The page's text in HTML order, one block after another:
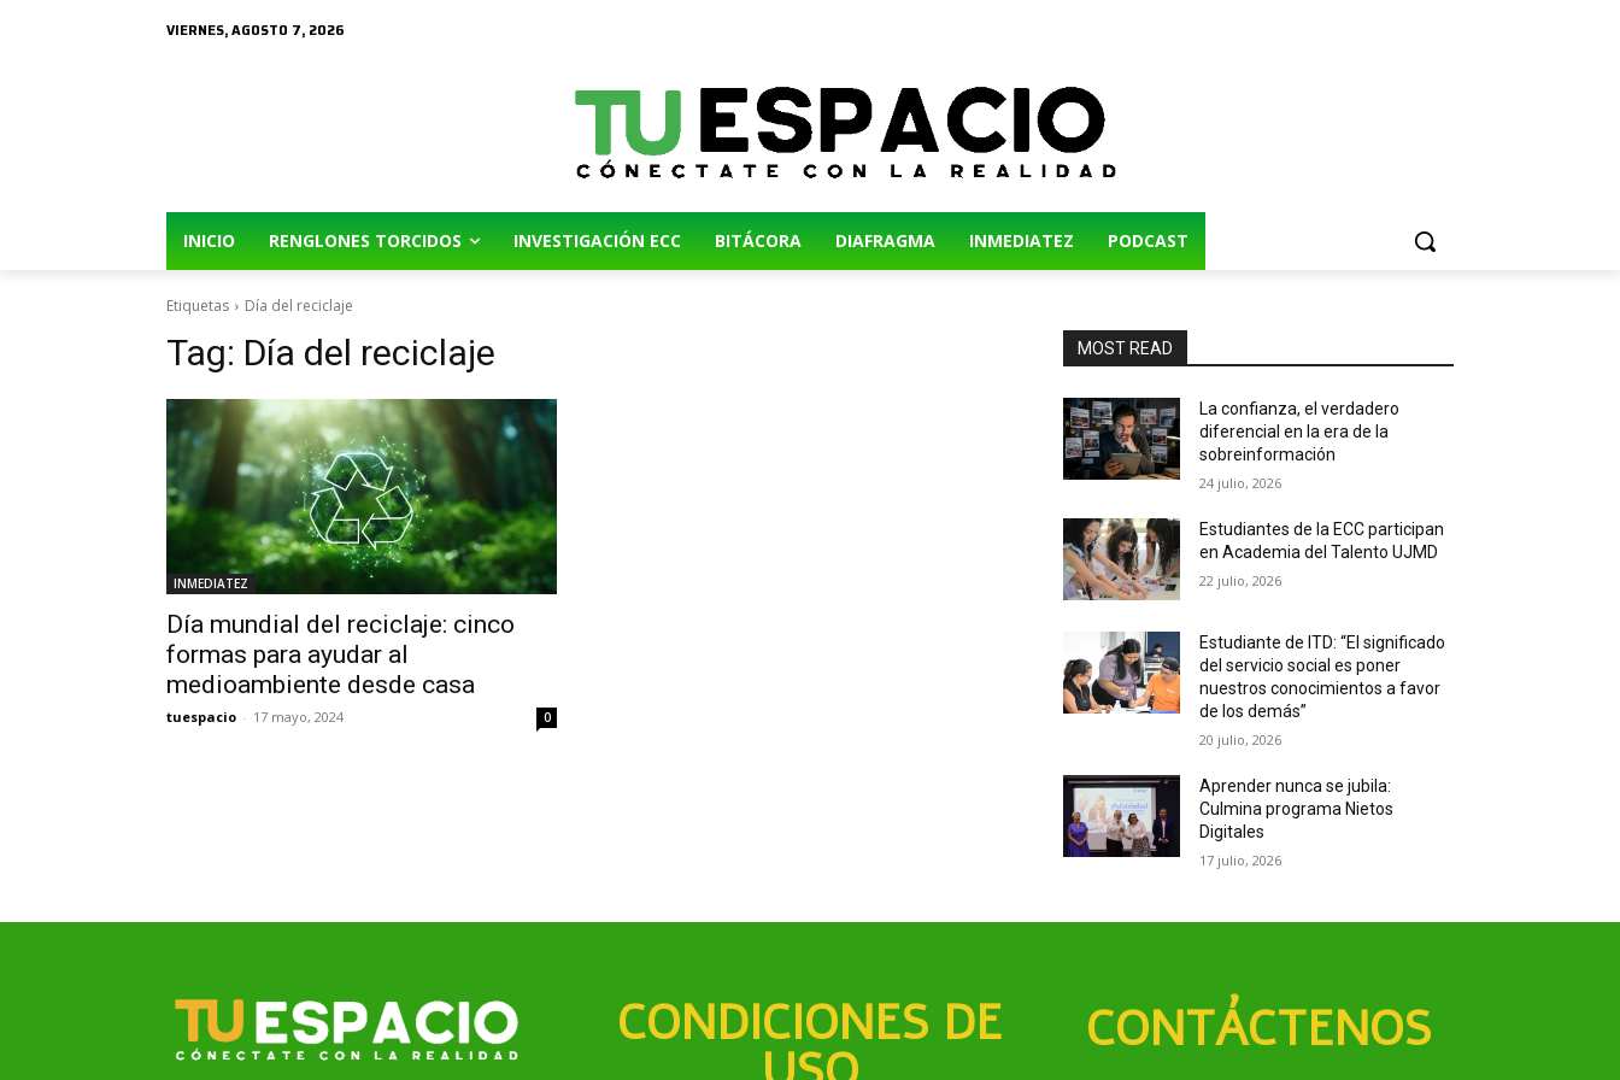
VIERNES, AGOSTO 7, 2026
INICIO RENGLONES TORCIDOS INVESTIGACIÓN ECC BITÁCORA DIAFRAGMA INMEDIATEZ PODCAST
Etiquetas Día del reciclaje
Tag: Día del reciclaje
INMEDIATEZ
Día mundial del reciclaje: cinco
formas para ayudar al
medioambiente desde casa
tuespacio - 17 mayo, 2024 0
MOST READ
La confianza, el verdadero
diferencial en la era de la
sobreinformación
24 julio, 2026
Estudiantes de la ECC participan
en Academia del Talento UJMD
22 julio, 2026
Estudiante de ITD: “El significado
del servicio social es poner
nuestros conocimientos a favor
de los demás”
20 julio, 2026
Aprender nunca se jubila:
Culmina programa Nietos
Digitales
17 julio, 2026
CONDICIONES DE CONTÁCTENOS